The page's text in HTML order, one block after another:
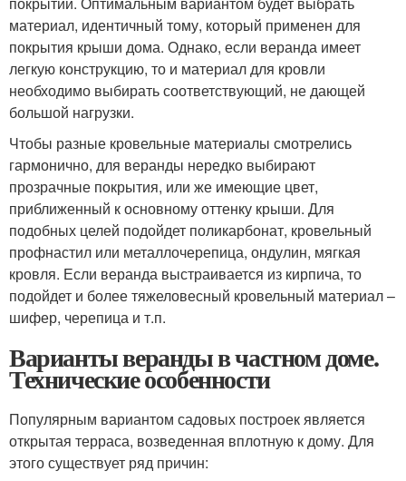
материал, идентичный тому, который применен для
покрытия крыши дома. Однако, если веранда имеет
легкую конструкцию, то и материал для кровли
необходимо выбирать соответствующий, не дающей
большой нагрузки.
Чтобы разные кровельные материалы смотрелись
гармонично, для веранды нередко выбирают
прозрачные покрытия, или же имеющие цвет,
приближенный к основному оттенку крыши. Для
подобных целей подойдет поликарбонат, кровельный
профнастил или металлочерепица, ондулин, мягкая
кровля. Если веранда выстраивается из кирпича, то
подойдет и более тяжеловесный кровельный материал –
шифер, черепица и т.п.
Варианты веранды в частном доме.
Технические особенности
Популярным вариантом садовых построек является
открытая терраса, возведенная вплотную к дому. Для
этого существует ряд причин: